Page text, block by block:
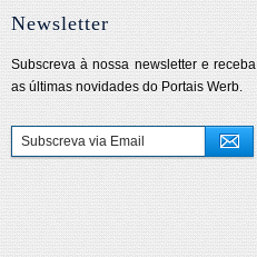
Newsletter
Subscreva à nossa newsletter e receba
as últimas novidades do Portais Werb.